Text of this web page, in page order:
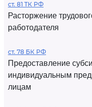
ст. 81 ТК РФ
Расторжение
работодателя
ст. 78 БК РФ
Предоставление
индивидуальным
лицам